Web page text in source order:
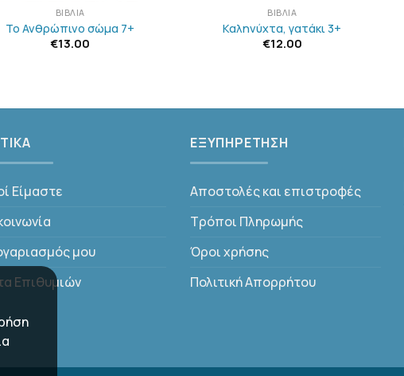
ΒΙΒΛΊΑ
Το Ανθρώπινο σώμα 7+
€13.00
ΒΙΒΛΊΑ
Καληνύχτα, γατάκι 3+
€12.00
Είμαστε
μου
Επιθυμιών
ΕΞΥΠΗΡΕΤΗΣΗ
Αποστολές και επιστροφές
Τρόποι Πληρωμής
Όροι χρήσης
Πολιτική Απορρήτου